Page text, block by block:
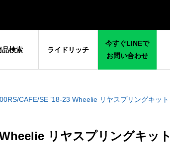
品検索 ライドリッチ
今すぐLINEで
お問い合わせ
CAFE/SE ’18-23 Wheelie リヤスプリングキット
リヤスプリングキット